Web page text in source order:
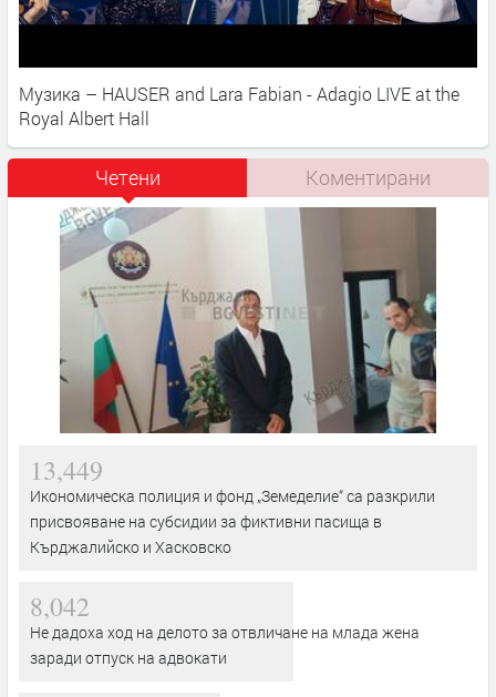
Музика – HAUSER and Lara Fabian - Adagio LIVE at the
Royal Albert Hall
Четени Коментирани
13,449
Икономическа полиция и фонд „Земеделие“ са разкрили
присвояване на субсидии за фиктивни пасища в
Кърджалийско и Хасковско
8,042
Не дадоха ход на делото за отвличане на млада жена
заради отпуск на адвокати